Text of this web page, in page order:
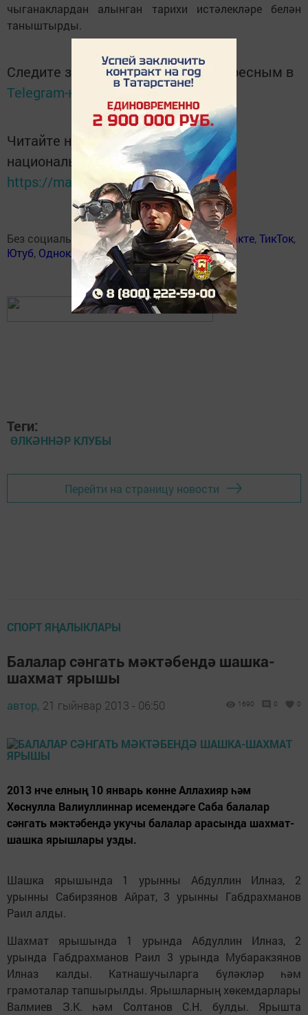
чыганаклардан алынган тарихи истәлекләре белән
таныштырды.
Следите за самым важным и интересным в
Telegram-канале
Татмедиа
Читайте новости Татарстана в
национальном мессенджере MАХ:
https://max.ru/tatmedia
Без социаль челтәрләрдә:Телеграм,ВКонтакте,ТикТок,
Ютуб, Одноклассники,Твиттер,Яндекс.Дзен
Теги:
ӨЛКӘННӘР КЛУБЫ
Перейти на страницу новости
СПОРТ ЯҢАЛЫКЛАРЫ
Балалар сәнгать мәктәбендә шашка-
шахмат ярышы
автор, 21 гыйнвар 2013 - 06:50 1690 0 0
2013 нче елның 10 январь көнне Аллахияр һәм
Хөснулла Валиуллиннар исемендәге Саба балалар
сәнгать мәктәбендә укучы балалар арасында шахмат-
шашка ярышлары узды.
Шашка ярышында 1 урынны Абдуллин Илназ, 2
урынны Сабирзянов Айрат, 3 урынны Габдрахманов
Раил алды.
Шахмат ярышында 1 урында Абдуллин Илназ, 2
урында Габдрахманов Раил 3 урында Мубаракзянов
Илназ калды. Катнашучыларга бүләкләр һәм
грамоталар тапшырылды. Ярышларның хөкемдарлары
Валмиев З.К. һәм Солтанов С.Н. булды. Ярышта